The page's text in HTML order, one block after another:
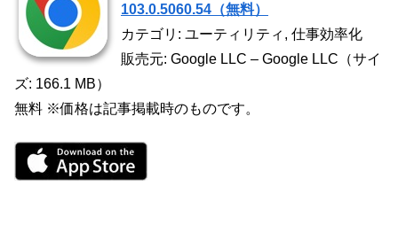
103.0.5060.54（無料）
カテゴリ: ユーティリティ, 仕事効率化
販売元: Google LLC – Google LLC（サイ
ズ: 166.1 MB）
無料 ※価格は記事掲載時のものです。